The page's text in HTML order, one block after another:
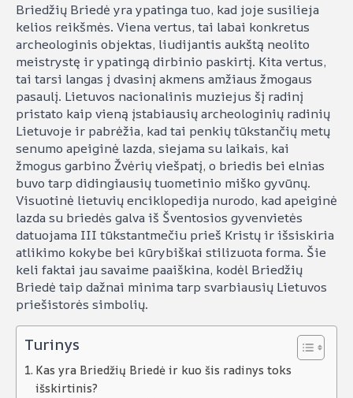
Briedžių Briedė yra ypatinga tuo, kad joje susilieja
kelios reikšmės. Viena vertus, tai labai konkretus
archeologinis objektas, liudijantis aukštą neolito
meistrystę ir ypatingą dirbinio paskirtį. Kita vertus,
tai tarsi langas į dvasinį akmens amžiaus žmogaus
pasaulį. Lietuvos nacionalinis muziejus šį radinį
pristato kaip vieną įstabiausių archeologinių radinių
Lietuvoje ir pabrėžia, kad tai penkių tūkstančių metų
senumo apeiginė lazda, siejama su laikais, kai
žmogus garbino Žvėrių viešpatį, o briedis bei elnias
buvo tarp didingiausių tuometinio miško gyvūnų.
Visuotinė lietuvių enciklopedija nurodo, kad apeiginė
lazda su briedės galva iš Šventosios gyvenvietės
datuojama III tūkstantmečiu prieš Kristų ir išsiskiria
atlikimo kokybe bei kūrybiškai stilizuota forma. Šie
keli faktai jau savaime paaiškina, kodėl Briedžių
Briedė taip dažnai minima tarp svarbiausių Lietuvos
priešistorės simbolių.
Turinys
Kas yra Briedžių Briedė ir kuo šis radinys toks
išskirtinis?